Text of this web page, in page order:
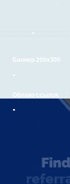
Баннер 200х300
Облако ссылок